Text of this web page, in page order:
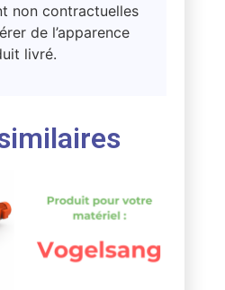
non contractuelles
de l’apparence
livré.